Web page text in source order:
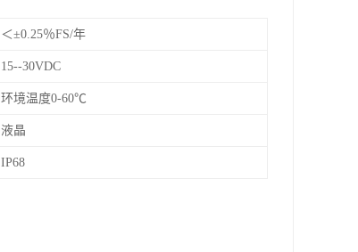
＜±0.25％FS/年
15--30VDC
环境温度0-60℃
液晶
IP68